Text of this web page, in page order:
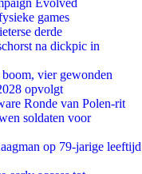
Evolved
games
derde
na dickpic in
vier gewonden
opvolgt
Ronde van Polen-rit
soldaten voor
op 79-jarige leeftijd